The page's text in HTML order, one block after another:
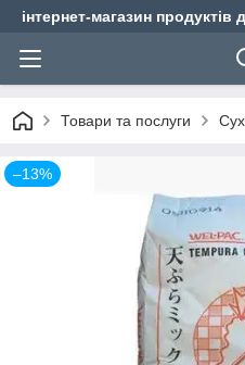
інтернет-магазин продуктів
Товари та послуги
–13%